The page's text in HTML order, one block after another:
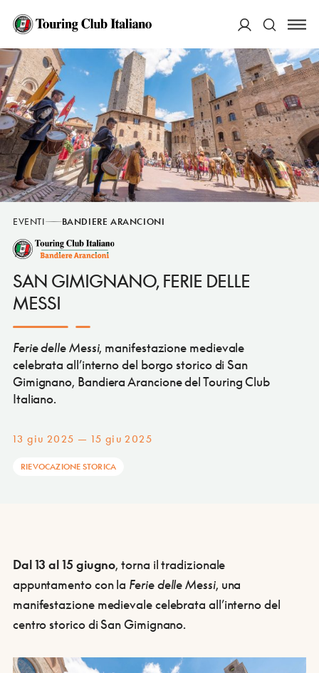
Cerca
EVENTI BANDIERE ARANCIONI
SAN GIMIGNANO, FERIE DELLE
MESSI
Ferie delle Messi, manifestazione medievale
celebrata all’interno del borgo storico di San
Gimignano, Bandiera Arancione del Touring Club
Italiano.
13 giu 2025 — 15 giu 2025
RIEVOCAZIONE STORICA
Dal 13 al 15 giugno, torna il tradizionale
appuntamento con la Ferie delle Messi, una
manifestazione medievale celebrata all’interno del
centro storico di San Gimignano.